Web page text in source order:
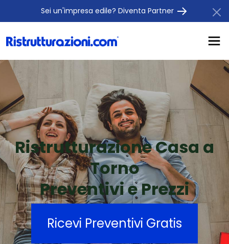
Sei un'impresa edile? Diventa Partner
Ristrutturazione Casa a
Torno
Preventivi e Prezzi
Ricevi Preventivi Gratis